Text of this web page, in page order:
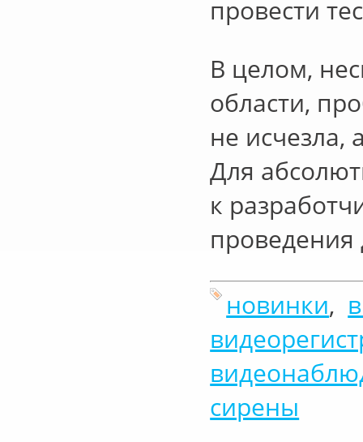
провести
В целом,
области,
не исчезла,
Для
к
проведения
новинки,
сирены